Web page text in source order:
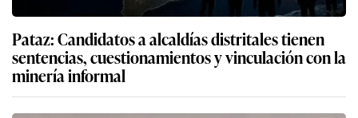
Pataz: Candidatos a alcaldías distritales tienen
sentencias, cuestionamientos y vinculación con la
minería informal